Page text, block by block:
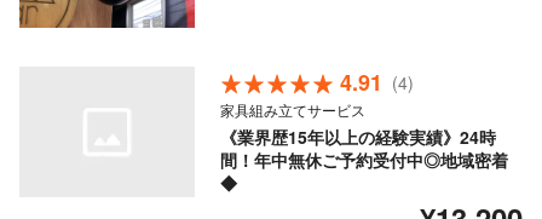
4.91 (4)
家具組み立てサービス
《業界歴15年以上の経験実績》24時
間！年中無休ご予約受付中◎地域密着
◆